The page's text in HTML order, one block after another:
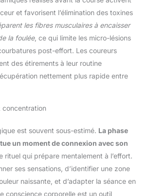
et favorisent l’élimination des toxines
les fibres musculaires à encaisser
la foulée, ce qui limite les micro-lésions
post-effort. Les coureurs
des étirements à leur routine
nettement plus rapide entre
concentration
est souvent sous-estimé. La phase
un moment de connexion avec son
rituel qui prépare mentalement à l’effort.
ses sensations, d’identifier une zone
naissante, et d’adapter la séance en
conscience corporelle est un outil